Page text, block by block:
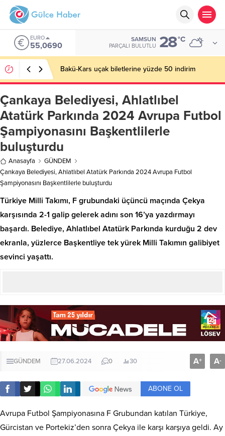
EURO
55,0690
SAMSUN
PARÇALI BULUTLU 28°C
Bakü-Kars uçak biletlerine yüzde 50 indirim
Çankaya Belediyesi, Ahlatlıbel
Atatürk Parkında 2024 Avrupa Futbol
Şampiyonasını Başkentlilerle
buluşturdu
Anasayfa
GÜNDEM
Çankaya Belediyesi, Ahlatlıbel Atatürk Parkında 2024 Avrupa Futbol
Şampiyonasını Başkentlilerle buluşturdu
Türkiye Milli Takımı, F grubundaki üçüncü maçında Çekya
karşısında 2-1 galip gelerek adını son 16’ya yazdırmayı
başardı. Belediye, Ahlatlıbel Atatürk Parkında kurduğu 2 dev
ekranla, yüzlerce Başkentliye tek yürek Milli Takımın galibiyet
sevinci yaşattı.
GÜNDEM 27.06.2024 0 30 A+ A-
ABONE OL
Avrupa Futbol Şampiyonasına F Grubundan katılan Türkiye,
Gürcistan ve Portekiz’den sonra Çekya ile karşı karşıya geldi. Ay